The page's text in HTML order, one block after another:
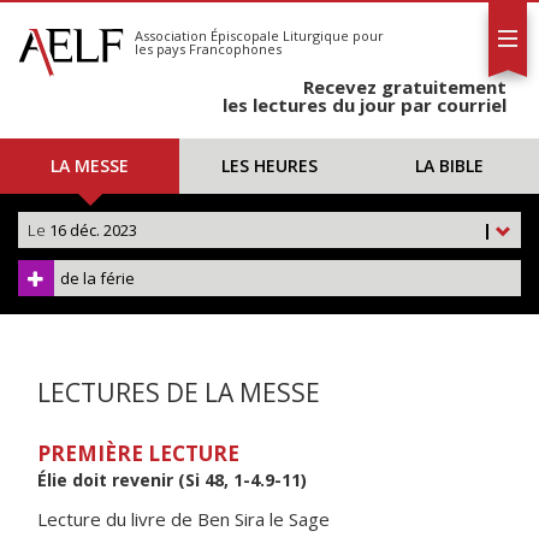
S'abonner
Calendrier
Association Épiscopale Liturgique pour
les pays Francophones
Recevez gratuitement
les lectures du jour par courriel
LA MESSE LES HEURES LA BIBLE
|
Le 16 déc. 2023
de la férie
LECTURES DE LA MESSE
PREMIÈRE LECTURE
Élie doit revenir (Si 48, 1-4.9-11)
Lecture du livre de Ben Sira le Sage